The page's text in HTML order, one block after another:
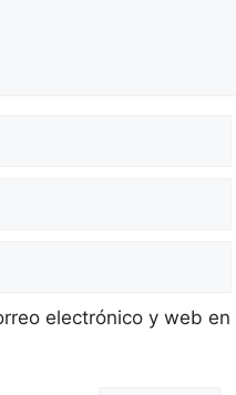
electrónico y web